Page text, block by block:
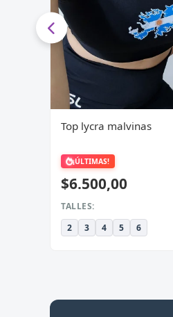
Top lycra malvinas
¡ÚLTIMAS!
$6.500,00
TALLES:
2
3 4 5 6